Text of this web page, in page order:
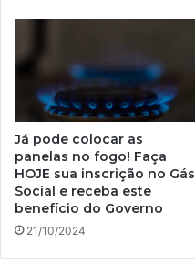
Já pode colocar as
panelas no fogo! Faça
HOJE sua inscrição no Gás
Social e receba este
benefício do Governo
21/10/2024